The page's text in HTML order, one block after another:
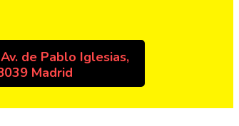
de Pablo Iglesias,
Madrid